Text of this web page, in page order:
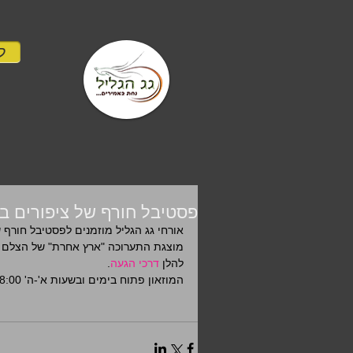
פסטיבל חורף של ציפורים
אורחי גג הגליל מוזמנים לפסטיבל חורף
להלן דרכי הגעה
המוזאון פתוח בימים ובשעות א'-ה' 8:00 - 16:00.  שבת 10:00 - 16:00